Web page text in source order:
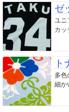
ゼ
ユニ
カッ
ト
多色
細か